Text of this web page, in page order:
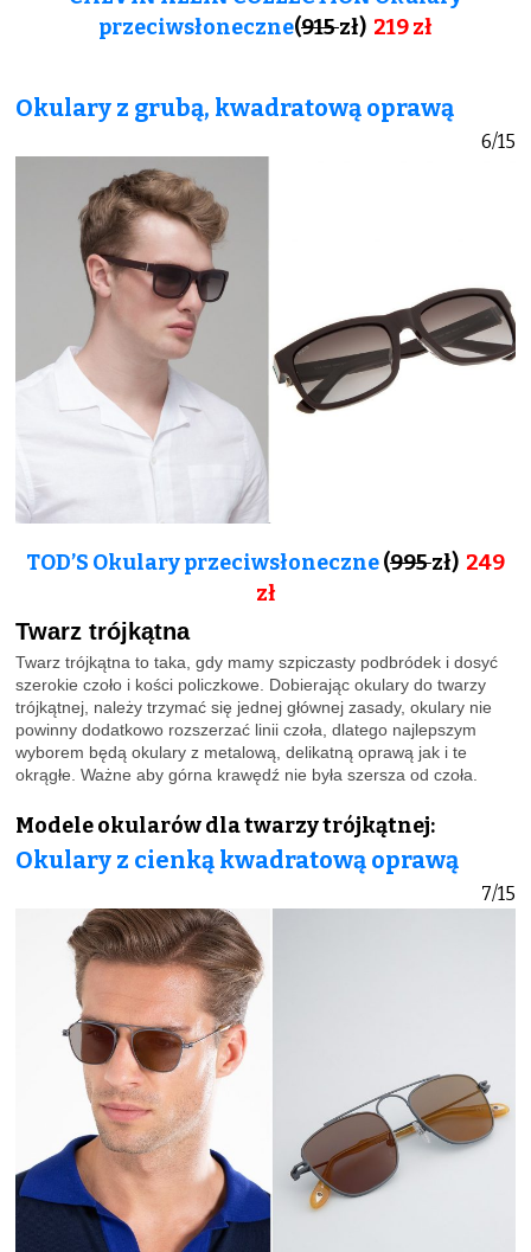
przeciwsłoneczne(915zł) 219 zł
Okulary z grubą, kwadratową oprawą
6/15
TOD’S Okulary przeciwsłoneczne(995zł) 249
zł
Twarz trójkątna
Twarz trójkątna to taka, gdy mamy szpiczasty podbródek i dosyć
szerokie czoło i kości policzkowe. Dobierając okulary do twarzy
trójkątnej, należy trzymać się jednej głównej zasady, okulary nie
powinny dodatkowo rozszerzać linii czoła, dlatego najlepszym
wyborem będą okulary z metalową, delikatną oprawą jak i te
okrągłe. Ważne aby górna krawędź nie była szersza od czoła.
Modele okularów dla twarzy trójkątnej:
Okulary z cienką kwadratową oprawą
7/15